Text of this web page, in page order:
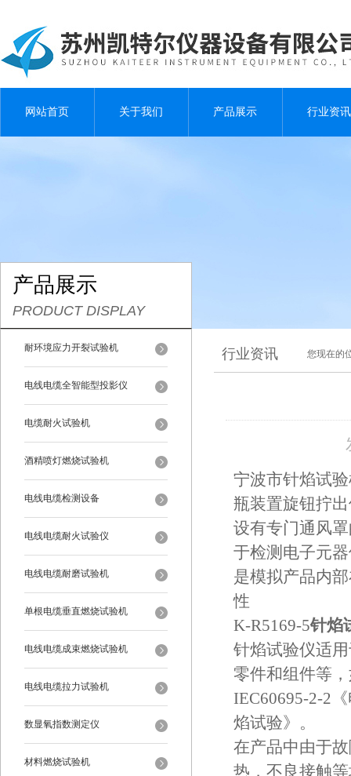
网站首页 关于我们 产品展示 行业资讯
产品展示
PRODUCT DISPLAY
耐环境应力开裂试验机
电线电缆全智能型投影仪
电缆耐火试验机
酒精喷灯燃烧试验机
电线电缆检测设备
电线电缆耐火试验仪
电线电缆耐磨试验机
单根电缆垂直燃烧试验机
电线电缆成束燃烧试验机
电线电缆拉力试验机
数显氧指数测定仪
材料燃烧试验机
行业资讯 您现在的
宁波市针焰试
瓶装置旋钮拧
设有专门通风
于检测电子元
是模拟产品内
性
K-R5169-5针焰
针焰试验仪适
零件和组件等
IEC60695-2-2
焰试验》。
在产品中由于
热，不良接触